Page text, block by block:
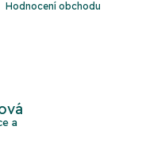
Hodnocení obchodu